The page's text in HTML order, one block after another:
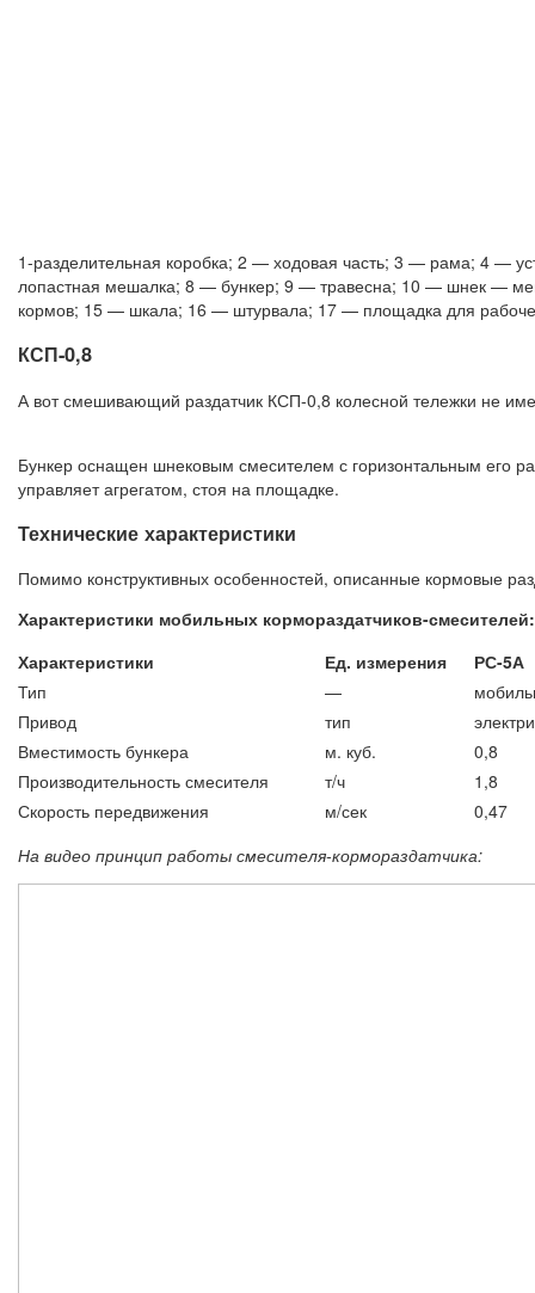
1-разделительная коробка; 2 — ходовая часть; 3 — рама; 4 —
лопастная мешалка; 8 — бункер; 9 — травесна; 10 — шнек —
кормов; 15 — шкала; 16 — штурвала; 17 — площадка для
КСП-0,8
А вот смешивающий раздатчик КСП-0,8 колесной тележки не
Бункер оснащен шнековым смесителем с горизонтальным его
управляет агрегатом, стоя на площадке.
Технические характеристики
Помимо конструктивных особенностей, описанные кормовые
Характеристики мобильных кормораздатчиков-смесителей:
Характеристики
Ед. измерения
РС-5А
Тип
—
Привод
тип
Вместимость бункера
м. куб.
0,8
Производительность смесителя
т/ч
1,8
Скорость передвижения
м/сек
0,47
На видео принцип работы смесителя-кормораздатчика: